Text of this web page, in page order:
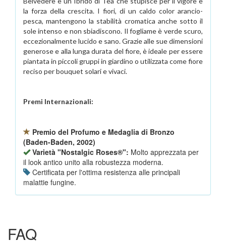
la forza della crescita. I fiori, di un caldo color arancio-
pesca, mantengono la stabilità cromatica anche sotto il
sole intenso e non sbiadiscono. Il fogliame è verde scuro,
eccezionalmente lucido e sano. Grazie alle sue dimensioni
generose e alla lunga durata del fiore, è ideale per essere
piantata in piccoli gruppi in giardino o utilizzata come fiore
reciso per bouquet solari e vivaci.
Premi Internazionali:
Premio del Profumo e Medaglia di Bronzo
(Baden-Baden, 2002)
Varietà "Nostalgic Roses®": Molto apprezzata per
il look antico unito alla robustezza moderna.
Certificata per l'ottima resistenza alle principali
malattie fungine.
FAQ